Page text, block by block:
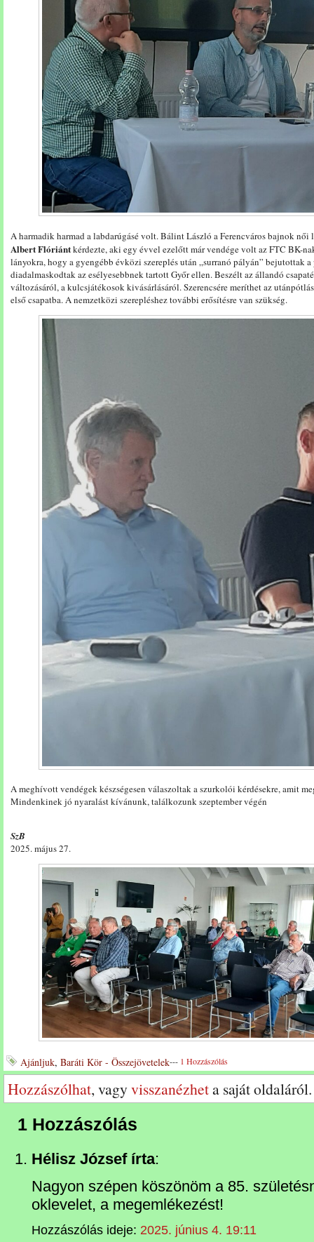
A harmadik harmad a labdarúgásé volt. Bálint László a Ferencváros bajnok
Albert Flóriántkérdezte, aki egy évvel ezelőtt már vendége volt az FTC BK-
lányokra, hogy a gyengébb évközi szereplés után „surranó pályán” bejutottak
diadalmaskodtak az esélyesebbnek tartott Győr ellen. Beszélt az állandó
változásáról, a kulcsjátékosok kivásárlásáról. Szerencsére meríthet az
első csapatba. A nemzetközi szerepléshez további erősítésre van szükség.
A meghívott vendégek készségesen válaszoltak a szurkolói kérdésekre, amit
Mindenkinek jó nyaralást kívánunk, találkozunk szeptember végén
SzB
2025. május 27.
Ajánljuk, Baráti Kör - Összejövetelek--- 1 Hozzászólás
Hozzászólhat, vagyvisszanézheta saját oldaláról.
1 Hozzászólás
Hélisz József írta:
Nagyon szépen köszönöm a 85.
oklevelet, a megemlékezést!
Hozzászólás ideje: 2025. június 4. 19:11